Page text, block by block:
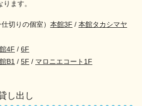
ます。
切りの個室） 本館3F / 本館タカシマヤ
4F / 6F
B1 / 5F / マロニエコート1F
し出し